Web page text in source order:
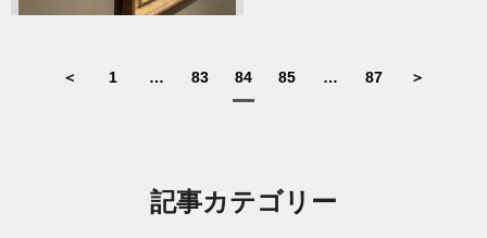
＜ 1 … 83 84 85 … 87 ＞
記事カテゴリー